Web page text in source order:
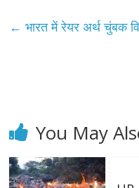
← भारत में रेयर अर्थ चुंबक
You May